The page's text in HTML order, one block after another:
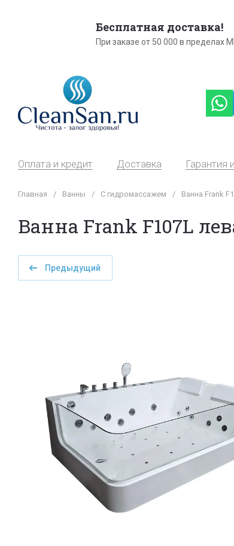
Бесплатная доставка!
При заказе от 50 000 в пределах
Оплата и кредит Доставка Гарантия
Главная / Ванны / С гидромассажем / Ванна Frank
Ванна Frank F107L
Предыдущий